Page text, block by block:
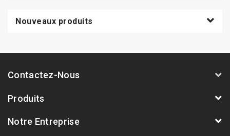
Nouveaux produits
Contactez-Nous
Produits
Notre Entreprise